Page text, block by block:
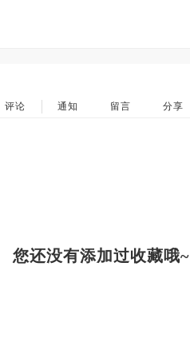
评论 通知 留言 分享
您还没有添加过收藏哦~